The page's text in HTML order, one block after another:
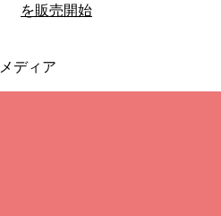
を販売開始
ディア